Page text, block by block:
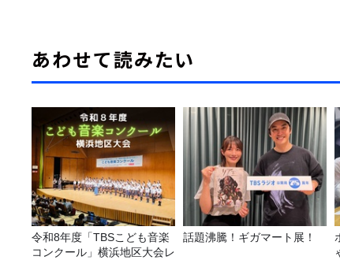
あわせて読みたい
令和8年度「TBSこども音楽
コンクール」横浜地区大会レ
話題沸騰！ギガマート展！